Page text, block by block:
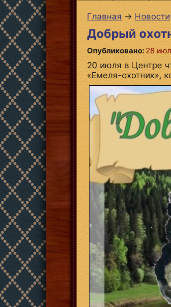
Главная → Новости
Добрый
Опубликовано: 28
20 июля в Центре
«Емеля-охотник»,